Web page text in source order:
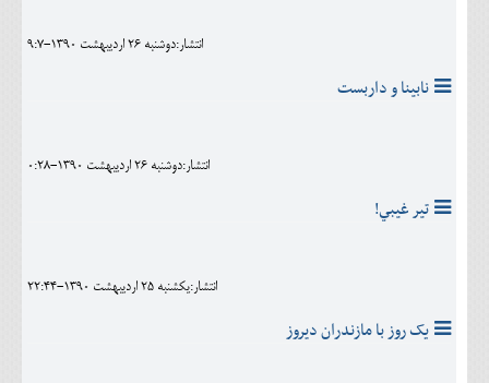
انتشار:دوشنبه 26 ارديبهشت 1390-9:7
نابينا و داربست
انتشار:دوشنبه 26 ارديبهشت 1390-0:28
تير غيبي!
انتشار:يکشنبه 25 ارديبهشت 1390-22:44
یک روز با مازندران دیروز